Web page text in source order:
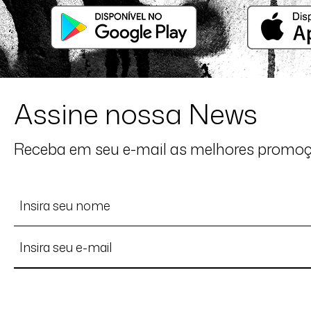
16/06/2026 às 09h09
Curitiba / PR
Vestido veste maravilhosamente bem.
Assine nossa News
Receba em seu e-mail as melhores